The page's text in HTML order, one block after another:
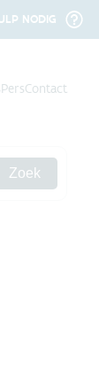
NODIG
PersContact
Zoek